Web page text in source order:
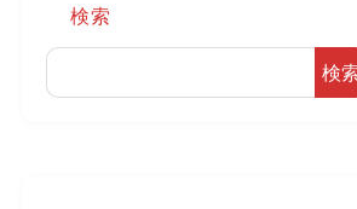
検索
検